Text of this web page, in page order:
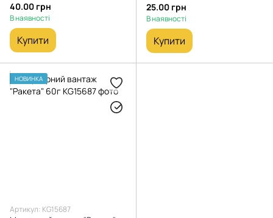
40.00 грн
В наявності
Купити
25.00 грн
В наявності
Купити
НОВИНКА
Артикул: KG15687